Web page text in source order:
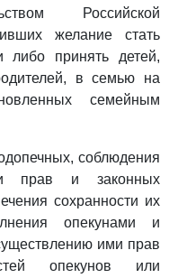
Российской
желание стать
либо принять детей,
в семью на
семейным
соблюдения
прав и законных
сохранности их
опекунами и
ими прав
опекунов или